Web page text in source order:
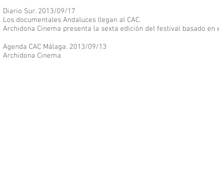
Diario Sur. 2013/09/17
Los documentales Andaluces llegan al CAC.
Archidona Cinema presenta la sexta edición del festival basado en
Agenda CAC Málaga. 2013/09/13
Archidona Cinema